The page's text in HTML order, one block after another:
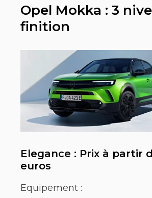
Opel Mokka : 3
finition
Elegance : Prix à partir
euros
Equipement :